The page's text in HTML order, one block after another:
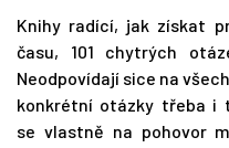
Knihy radící, jak získat
času, 101 chytrých
Neodpovídají sice na
konkrétní otázky třeba i
se vlastně na pohovor